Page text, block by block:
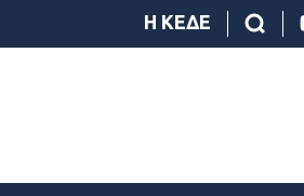
Η ΚΕΔΕ